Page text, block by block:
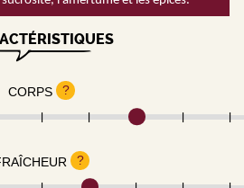
CORPS ?
?